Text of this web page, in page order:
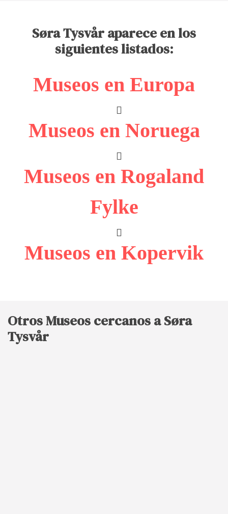
Søra Tysvår aparece en los
siguientes listados:
Museos en Europa
Museos en Noruega
Museos en Rogaland
Fylke
Museos en Kopervik
Otros Museos cercanos a Søra
Tysvår